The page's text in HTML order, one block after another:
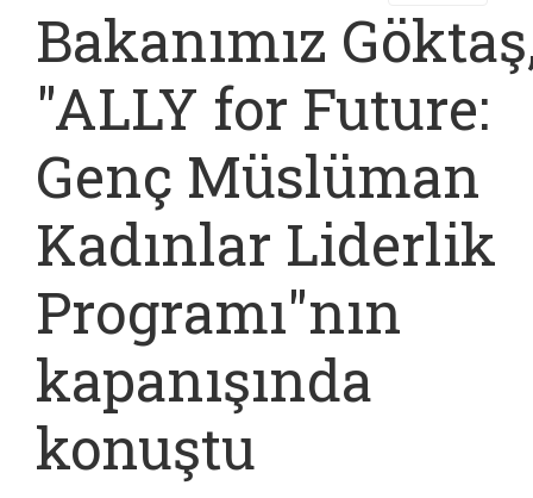
Bakanımız
"ALLY for Future:
Genç Müslüman
Kadınlar Liderlik
Programı"nın
kapanışında
konuştu